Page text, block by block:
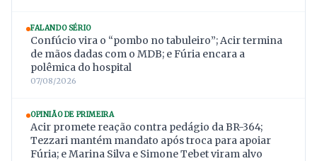
FALANDO SÉRIO
Confúcio vira o “pombo no tabuleiro”; Acir termina
de mãos dadas com o MDB; e Fúria encara a
polêmica do hospital
07/08/2026
OPINIÃO DE PRIMEIRA
Acir promete reação contra pedágio da BR-364;
Tezzari mantém mandato após troca para apoiar
Fúria; e Marina Silva e Simone Tebet viram alvo